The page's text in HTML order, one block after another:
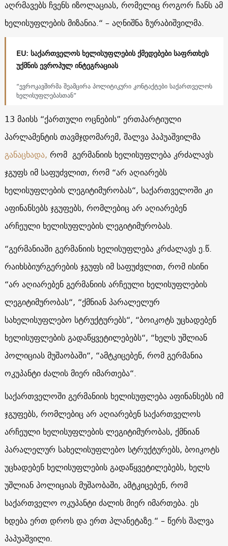
აღრმავებს ჩვენს იზოლაციას, რომელიც როგორ ჩანს ამ
ხელისუფლების მიზანია.“ – აღნიშნა ზურაბიშვილმა.
EU: საქართველოს ხელისუფლების ქმედებები საფრთხეს
უქმნის ევროპულ ინტეგრაციას
“ევროკავშირმა შეამცირა პოლიტიკური კონტაქტები საქართველოს
ხელისუფლებასთან”
13 მაისს “ქართული ოცნების” ერთპარტიული
პარლამენტის თავმჯდომარემ, შალვა პაპუაშვილმა
განაცხადა, რომ გერმანიის ხელისუფლება კრძალავს
ჯგუფს იმ საფუძვლით, რომ “არ აღიარებს
ხელისუფლების ლეგიტიმურობას“, საქართველოში კი
აფინანსებს ჯგუფებს, რომლებიც არ აღიარებენ
არჩეული ხელისუფლების ლეგიტიმურობას.
“გერმანიაში გერმანიის ხელისუფლება კრძალავს ე.წ.
რაიხსბიურგერების ჯგუფს იმ საფუძვლით, რომ ისინი
“არ აღიარებენ გერმანიის არჩეული ხელისუფლების
ლეგიტიმურობას“, “ქმნიან პარალელურ
სახელისუფლებო სტრუქტურებს“, “ბოიკოტს უცხადებენ
ხელისუფლების გადაწყვეტილებებს“, “ხელს უშლიან
პოლიციას მუშაობაში“, “ამტკიცებენ, რომ გერმანია
ოკუპანტი ძალის მიერ იმართება“.
საქართველოში გერმანიის ხელისუფლება აფინანსებს იმ
ჯგუფებს, რომლებიც არ აღიარებენ საქართველოს
არჩეული ხელისუფლების ლეგიტიმურობას, ქმნიან
პარალელურ სახელისუფლებო სტრუქტურებს, ბოიკოტს
უცხადებენ ხელისუფლების გადაწყვეტილებებს, ხელს
უშლიან პოლიციას მუშაობაში, ამტკიცებენ, რომ
საქართველო ოკუპანტი ძალის მიერ იმართება. ეს
ხდება ერთ დროს და ერთ პლანეტაზე.“ – წერს შალვა
პაპუაშვილი.